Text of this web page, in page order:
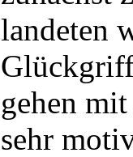
landeten
gehen
sehr